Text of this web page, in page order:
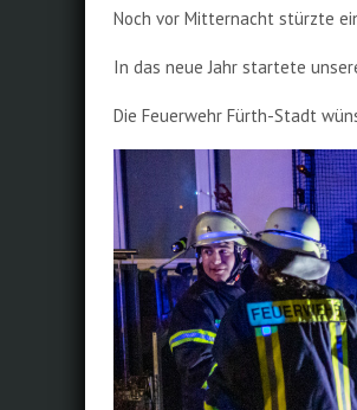
Noch vor Mitternacht stürzte
In das neue Jahr startete
Die Feuerwehr Fürth-Stadt